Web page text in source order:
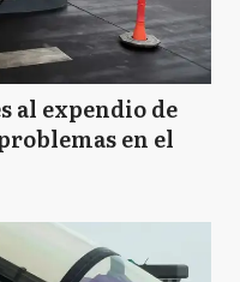
al expendio de
en el